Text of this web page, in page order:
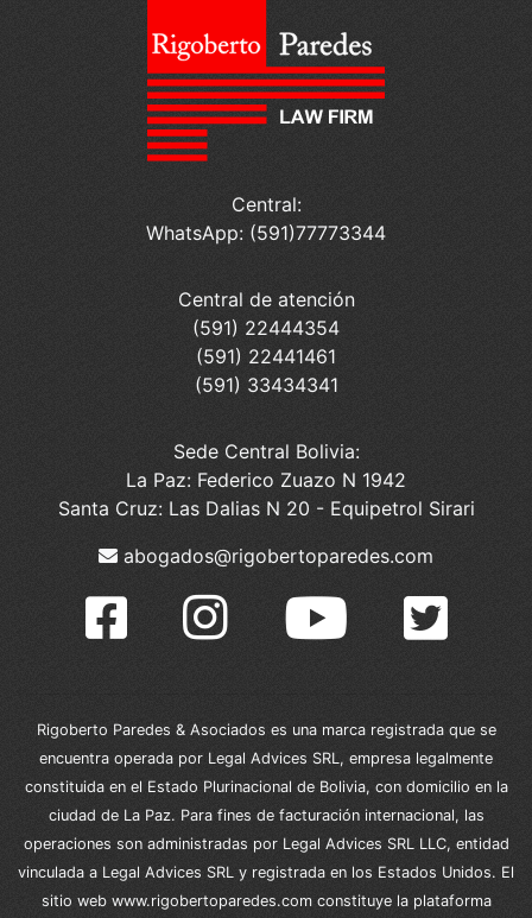
Central:
WhatsApp: (591)77773344
Central de atención
(591) 22444354
(591) 22441461
(591) 33434341
Sede Central Bolivia:
La Paz: Federico Zuazo N 1942
Santa Cruz: Las Dalias N 20 - Equipetrol Sirari
abogados@rigobertoparedes.com
Rigoberto Paredes & Asociados es una marca registrada que se
encuentra operada por Legal Advices SRL, empresa legalmente
constituida en el Estado Plurinacional de Bolivia, con domicilio en la
ciudad de La Paz. Para fines de facturación internacional, las
operaciones son administradas por Legal Advices SRL LLC, entidad
vinculada a Legal Advices SRL y registrada en los Estados Unidos. El
sitio web www.rigobertoparedes.com constituye la plataforma